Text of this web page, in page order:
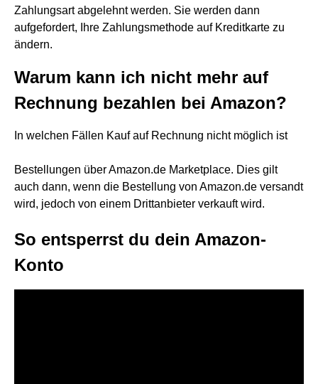
Zahlungsart abgelehnt werden. Sie werden dann
aufgefordert, Ihre Zahlungsmethode auf Kreditkarte zu
ändern.
Warum kann ich nicht mehr auf
Rechnung bezahlen bei Amazon?
In welchen Fällen Kauf auf Rechnung nicht möglich ist
Bestellungen über Amazon.de Marketplace. Dies gilt
auch dann, wenn die Bestellung von Amazon.de versandt
wird, jedoch von einem Drittanbieter verkauft wird.
So entsperrst du dein Amazon-
Konto